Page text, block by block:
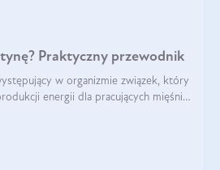
Praktyczny przewodnik
w organizmie związek, który
energii dla pracujących mięśni.